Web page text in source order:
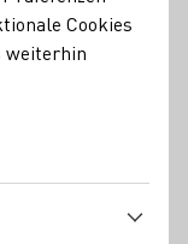
auf Englisch und
Cookies
weiterhin